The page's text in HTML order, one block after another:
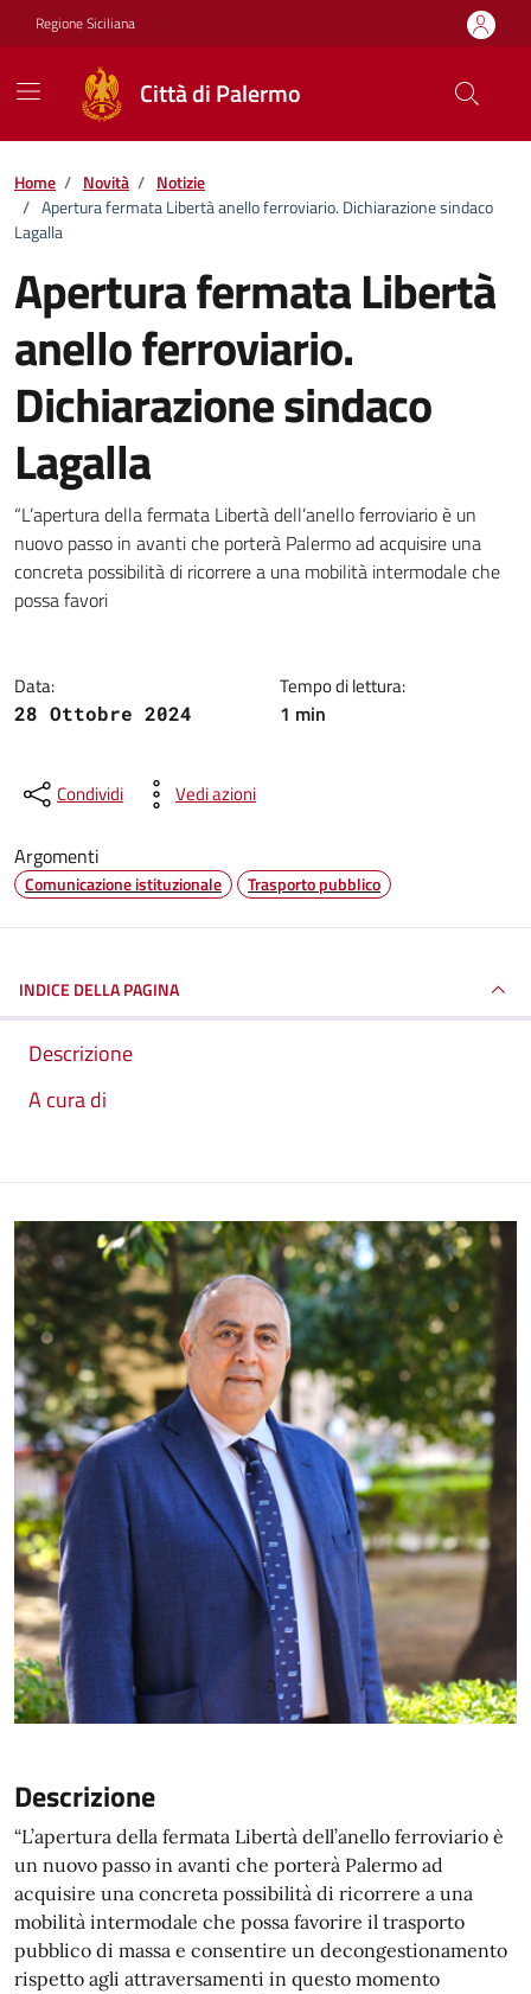
Vai ai contenuti
Vai al footer
Regione Siciliana
Città di Palermo
Home / Novità / Notizie
/ Apertura fermata Libertà anello ferroviario. Dichiarazione sindaco
Lagalla
Apertura fermata Libertà
anello ferroviario.
Dichiarazione sindaco
Lagalla
Dettagli della notizia
“L’apertura della fermata Libertà dell’anello ferroviario è un
nuovo passo in avanti che porterà Palermo ad acquisire una
concreta possibilità di ricorrere a una mobilità intermodale che
possa favori
Data:
28 Ottobre 2024
Tempo di lettura:
1 min
Condividi Vedi azioni
Argomenti
Comunicazione istituzionale Trasporto pubblico
INDICE DELLA PAGINA
Descrizione
A cura di
Descrizione
“L’apertura della fermata Libertà dell’anello ferroviario è
un nuovo passo in avanti che porterà Palermo ad
acquisire una concreta possibilità di ricorrere a una
mobilità intermodale che possa favorire il trasporto
pubblico di massa e consentire un decongestionamento
rispetto agli attraversamenti in questo momento